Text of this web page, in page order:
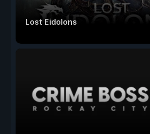
Lost Eidolons